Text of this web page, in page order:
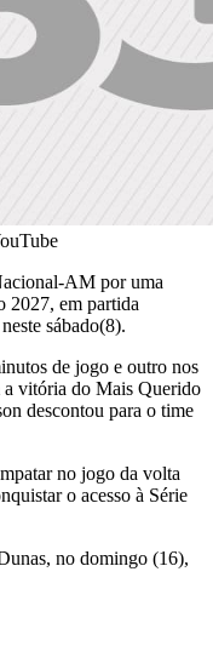
AM por uma
2027, em partida
sábado(8).
de jogo e outro nos
a vitória do Mais Querido
descontou para o time
no jogo da volta
o acesso à Série
no domingo (16),